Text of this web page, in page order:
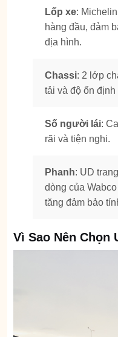
Lốp xe:
hàng đầu, đảm
địa hình.
Chassi: 2 lớp
tải và độ ổn
Số người lái:
rãi và tiện nghi.
Phanh: UD
dòng của
tăng đảm bảo
Vì Sao Nên Chọn